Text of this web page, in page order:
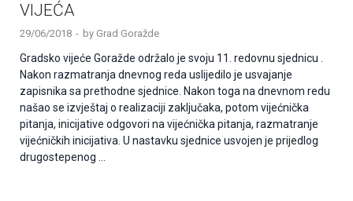
VIJEĆA
29/06/2018 - by Grad Goražde
Gradsko vijeće Goražde održalo je svoju 11. redovnu sjednicu .
Nakon razmatranja dnevnog reda uslijedilo je usvajanje
zapisnika sa prethodne sjednice. Nakon toga na dnevnom redu
našao se izvještaj o realizaciji zaključaka, potom vijećnička
pitanja, inicijative odgovori na vijećnička pitanja, razmatranje
vijećničkih inicijativa. U nastavku sjednice usvojen je prijedlog
drugostepenog …